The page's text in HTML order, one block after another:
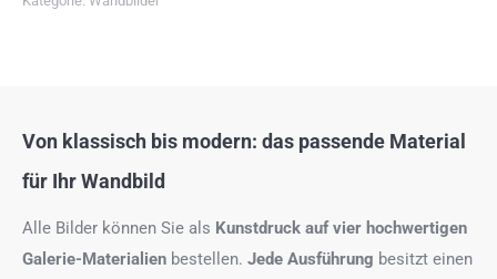
Von klassisch bis modern: das passende Material
für Ihr Wandbild
Alle Bilder können Sie als Kunstdruck auf vier hochwertigen
Galerie-Materialien bestellen. Jede Ausführung besitzt einen